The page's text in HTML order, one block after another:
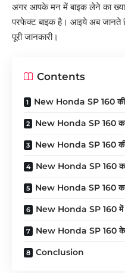
अगर आपके मन में बाइक लेने का
परफेक्ट बाइक है। आइये अब
पूरी जानकारी।
Contents
New Honda SP 160 की
New Honda SP 160
New Honda SP 160
New Honda SP 160
New Honda SP 160 का
New Honda SP 160
New Honda SP 160 के
Conclusion